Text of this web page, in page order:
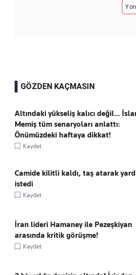
GÖZDEN KAÇMASIN
Altındaki yükseliş kalıcı değil...
Memiş tüm senaryoları anlattı:
Önümüzdeki haftaya dikkat!
Kaydet
Camide kilitli kaldı, taş atarak
istedi
Kaydet
İran lideri Hamaney ile Pezeşkiyan
arasında kritik görüşme!
Kaydet